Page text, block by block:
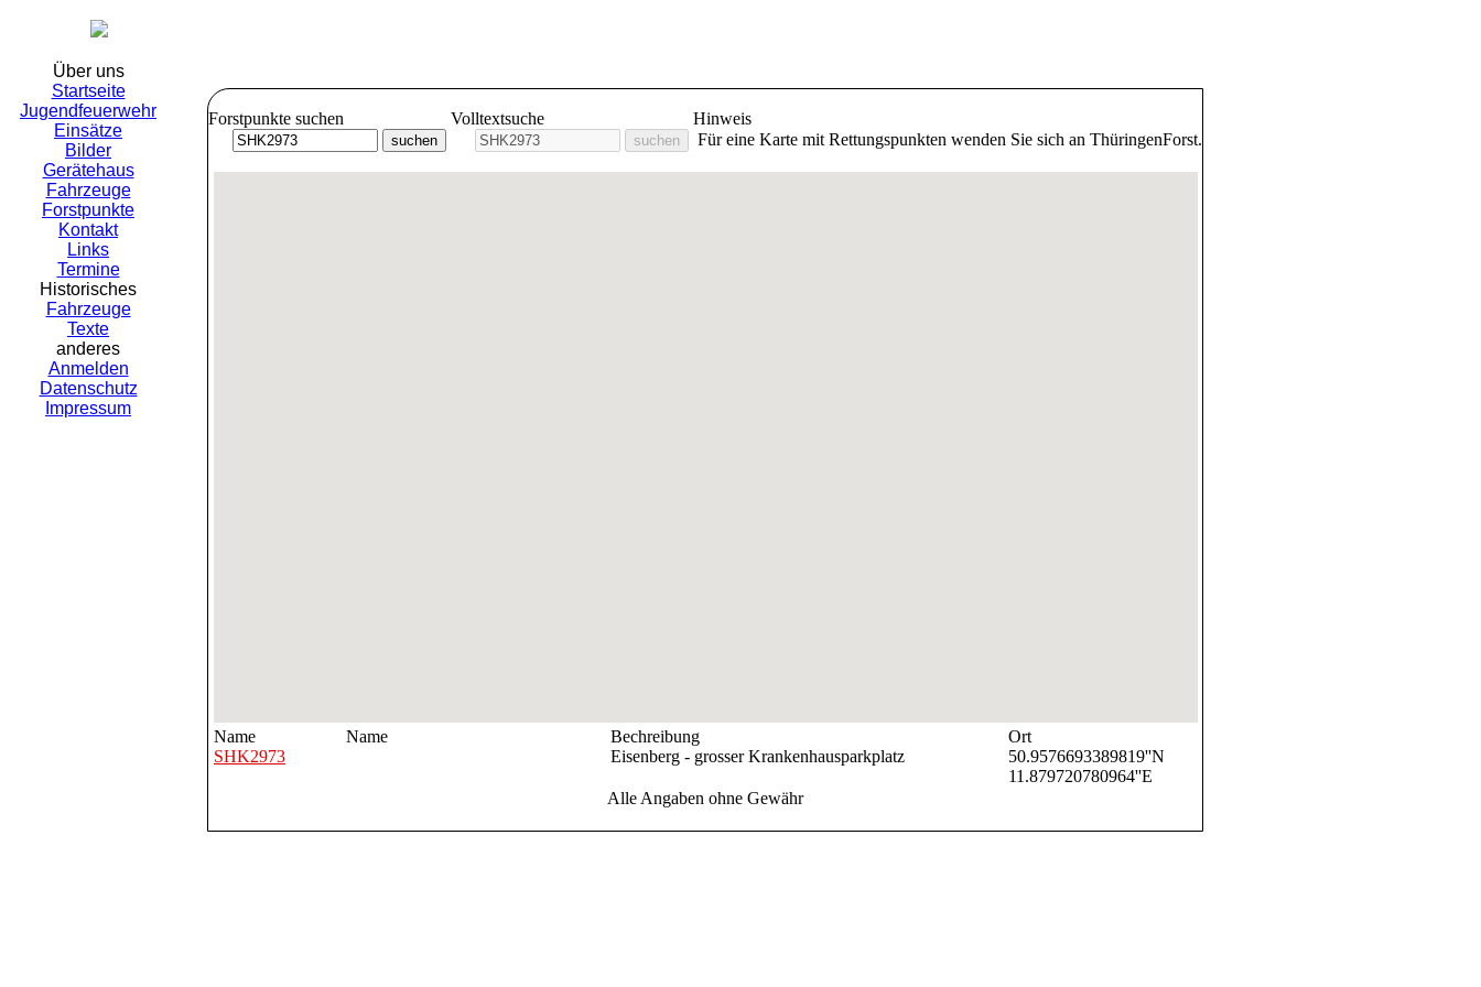
Über uns
Startseite
Jugendfeuerwehr
Einsätze
Bilder
Gerätehaus
Fahrzeuge
Forstpunkte
Kontakt
Links
Termine
Historisches
Fahrzeuge
Texte
anderes
Anmelden
Datenschutz
Impressum
Forstpunkte suchen Volltextsuche
Hinweis
Für eine Karte mit Rettungspunkten wenden Sie sich an ThüringenForst.
Name Name Bechreibung
Ort
SHK2973
Eisenberg - grosser Krankenhausparkplatz
50.9576693389819''N
11.879720780964''E
Alle Angaben ohne Gewähr